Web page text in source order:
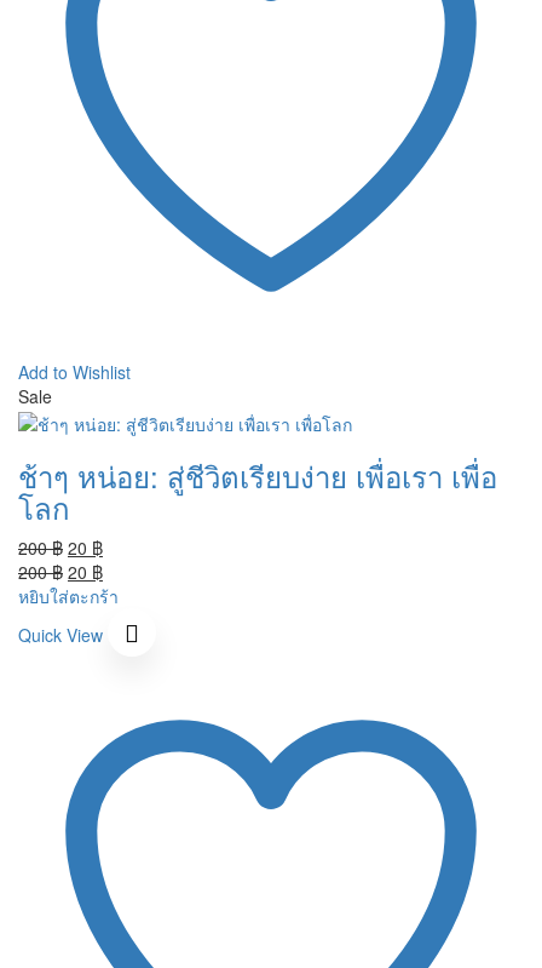
Add to Wishlist
Sale
ช้าๆ หน่อย: สู่ชีวิตเรียบง่าย เพื่อเรา เพื่อ
โลก
200฿ Original
price
was:
20 ฿Current
price
is:
200฿ Original
price
200 ฿.
20 ฿Current
price
20 ฿.
หยิบใส่ตะกร้า
Quick View